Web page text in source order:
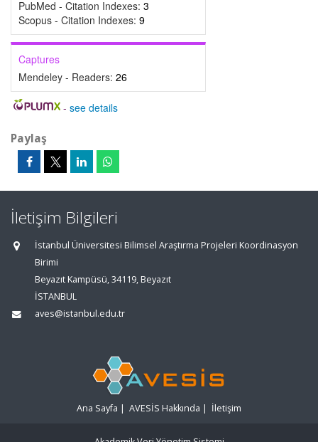
PubMed - Citation Indexes: 3
Scopus - Citation Indexes: 9
Captures
Mendeley - Readers: 26
- see details
Paylaş
İletişim Bilgileri
İstanbul Üniversitesi Bilimsel Araştırma Projeleri Koordinasyon
Birimi
Beyazıt Kampüsü, 34119, Beyazıt
İSTANBUL
aves@istanbul.edu.tr
Ana Sayfa | AVESİS Hakkında | İletişim